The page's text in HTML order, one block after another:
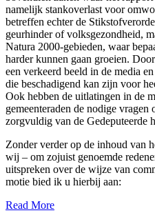
namelijk stankoverlast voor
betreffen echter de
geurhinder of volksgezondheid,
Natura 2000-gebieden, waar
harder kunnen gaan groeien.
een verkeerd beeld in de media
die beschadigend kan zijn voor
Ook hebben de uitlatingen in de
gemeenteraden de nodige
zorgvuldig van de Gedeputeerde
Zonder verder op de inhoud van
wij – om zojuist genoemde
uitspreken over de wijze van
motie bied ik u hierbij aan:
Read More